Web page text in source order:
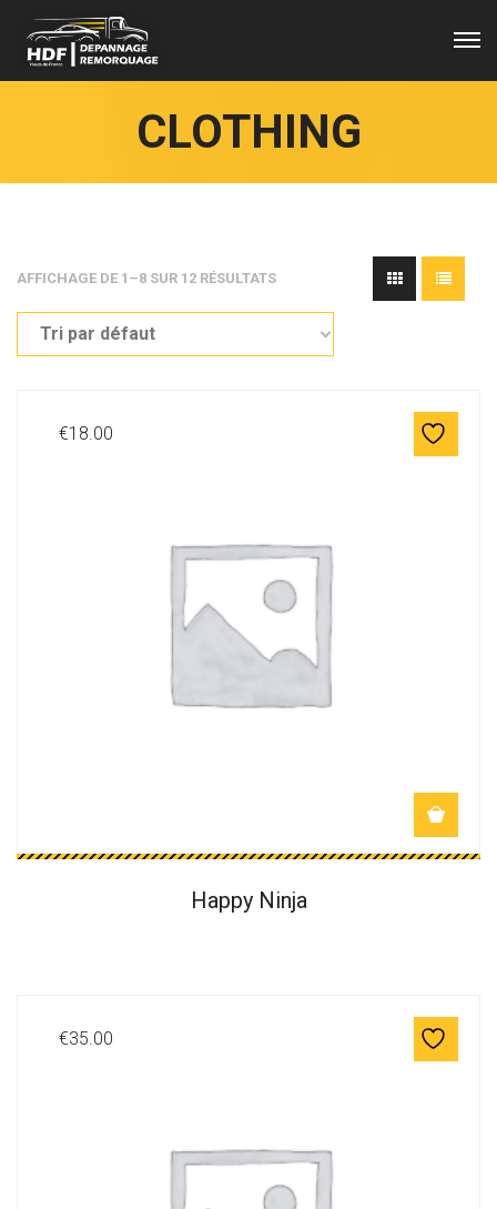
CLOTHING
AFFICHAGE DE 1–8 SUR 12 RÉSULTATS
€18.00
Happy Ninja
€35.00